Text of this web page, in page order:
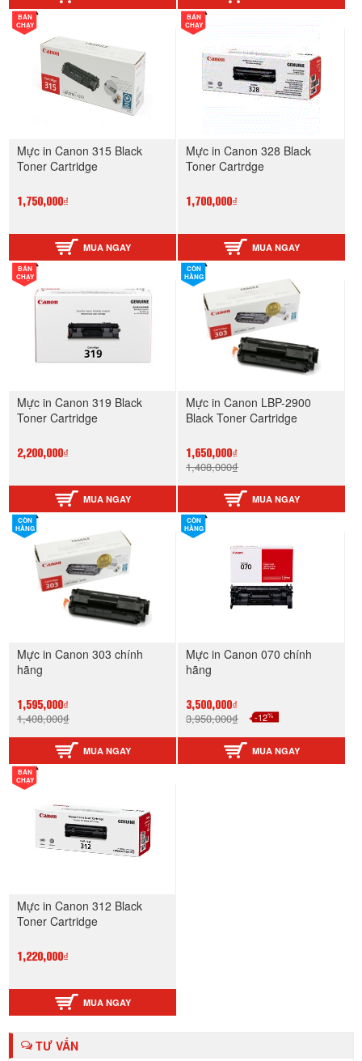
BÁN
CHẠY
Mực in Canon 315 Black
Toner Cartridge
1,750,000₫
MUA NGAY
BÁN
CHẠY
Mực in Canon 328 Black
Toner Cartrdge
1,700,000₫
MUA NGAY
BÁN
CHẠY
Mực in Canon 319 Black
Toner Cartridge
2,200,000₫
MUA NGAY
CÒN
HÀNG
Mực in Canon LBP-2900
Black Toner Cartridge
1,650,000₫
1,408,000₫
MUA NGAY
CÒN
HÀNG
Mực in Canon 303 chính
hãng
1,595,000₫
1,408,000₫
MUA NGAY
CÒN
HÀNG
Mực in Canon 070 chính
hãng
3,500,000₫
3,950,000₫ -12%
MUA NGAY
BÁN
CHẠY
Mực in Canon 312 Black
Toner Cartridge
1,220,000₫
MUA NGAY
TƯ VẤN